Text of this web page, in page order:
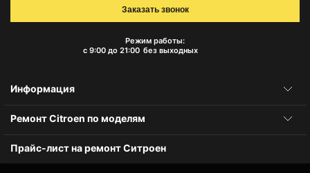
Режим работы:
с 9:00 до 21:00 без выходных
Заказать звонок
Информация
Ремонт Citroen по моделям
Прайс-лист на ремонт Ситроен